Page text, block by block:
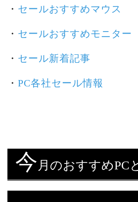
・ セールおすすめマウス
・ セールおすすめモニター
・ セール新着記事
・ PC各社セール情報
今 月のおすすめPC